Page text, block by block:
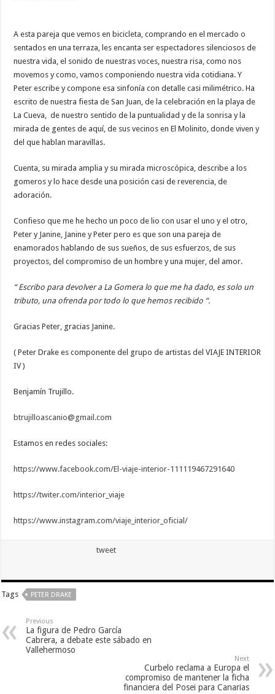
A esta pareja que vemos en bicicleta, comprando en el mercado o
sentados en una terraza, les encanta ser espectadores silenciosos de
nuestra vida, el sonido de nuestras voces, nuestra risa, como nos
movemos y como, vamos componiendo nuestra vida cotidiana. Y
Peter escribe y compone esa sinfonía con detalle casi milimétrico. Ha
escrito de nuestra fiesta de San Juan, de la celebración en la playa de
La Cueva, de nuestro sentido de la puntualidad y de la sonrisa y la
mirada de gentes de aquí, de sus vecinos en El Molinito, donde viven y
del que hablan maravillas.
Cuenta, su mirada amplia y su mirada microscópica, describe a los
gomeros y lo hace desde una posición casi de reverencia, de
adoración.
Confieso que me he hecho un poco de lio con usar el uno y el otro,
Peter y Janine, Janine y Peter pero es que son una pareja de
enamorados hablando de sus sueños, de sus esfuerzos, de sus
proyectos, del compromiso de un hombre y una mujer, del amor.
“ Escribo para devolver a La Gomera lo que me ha dado, es solo un
tributo, una ofrenda por todo lo que hemos recibido “.
Gracias Peter, gracias Janine.
( Peter Drake es componente del grupo de artistas del VIAJE INTERIOR
IV )
Benjamín Trujillo.
btrujilloascanio@gmail.com
Estamos en redes sociales:
https://www.facebook.com/El-viaje-interior-111119467291640
https://twiter.com/interior_viaje
https://www.instagram.com/viaje_interior_oficial/
tweet
Tags PETER DRAKE
Previous
La figura de Pedro García
Cabrera, a debate este sábado en
Vallehermoso
Next
Curbelo reclama a Europa el
compromiso de mantener la ficha
financiera del Posei para Canarias
comportamiento
mientras visitas
nuestro sitio,
aumentas la
ver contenido y
ofertas
personalizados.